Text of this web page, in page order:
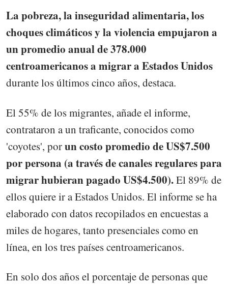
La pobreza, la inseguridad alimentaria, los
choques climáticos y la violencia empujaron a
un promedio anual de 378.000
centroamericanos a migrar a Estados Unidos
durante los últimos cinco años, destaca.
El 55% de los migrantes, añade el informe,
contrataron a un traficante, conocidos como
'coyotes', porun costo promedio de US$7.500
por persona (a través de canales regulares para
migrar hubieran pagado US$4.500).El 89% de
ellos quiere ir a Estados Unidos. El informe se ha
elaborado con datos recopilados en encuestas a
miles de hogares, tanto presenciales como en
línea, en los tres países centroamericanos.
En solo dos años el porcentaje de personas que